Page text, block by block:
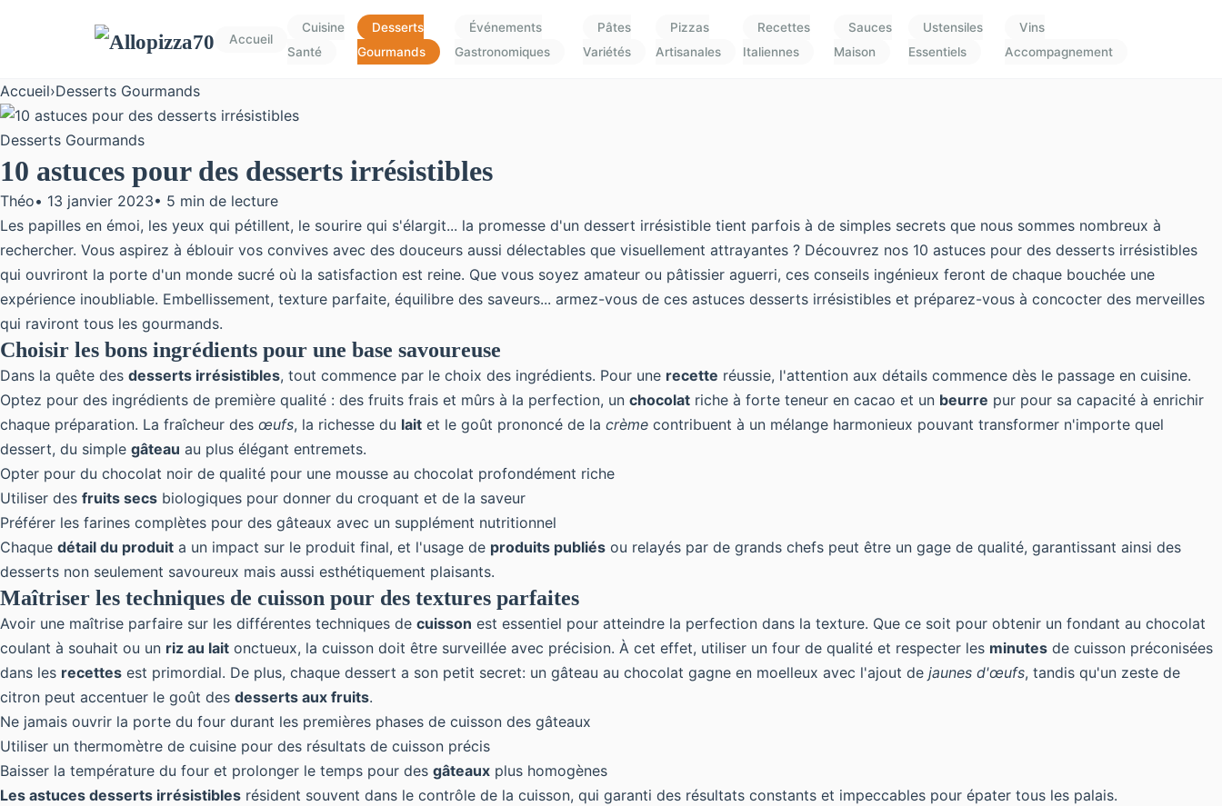
Accueil
Cuisine
Santé
Desserts
Gourmands
Événements
Gastronomiques
Pâtes
Variétés
Pizzas
Artisanales
Recettes
Italiennes
Sauces
Maison
Ustensiles
Essentiels
Vins
Accompagnement
Accueil›Desserts Gourmands
Desserts Gourmands
10 astuces pour des desserts irrésistibles
Théo• 13 janvier 2023• 5 min de lecture
Les papilles en émoi, les yeux qui pétillent, le sourire qui s'élargit... la promesse d'un dessert irrésistible tient parfois à de simples secrets que nous sommes nombreux à
rechercher. Vous aspirez à éblouir vos convives avec des douceurs aussi délectables que visuellement attrayantes ? Découvrez nos 10 astuces pour des desserts irrésistibles
qui ouvriront la porte d'un monde sucré où la satisfaction est reine. Que vous soyez amateur ou pâtissier aguerri, ces conseils ingénieux feront de chaque bouchée une
expérience inoubliable. Embellissement, texture parfaite, équilibre des saveurs... armez-vous de ces astuces desserts irrésistibles et préparez-vous à concocter des merveilles
qui raviront tous les gourmands.
Choisir les bons ingrédients pour une base savoureuse
Dans la quête des desserts irrésistibles, tout commence par le choix des ingrédients. Pour une recette réussie, l'attention aux détails commence dès le passage en cuisine.
Optez pour des ingrédients de première qualité : des fruits frais et mûrs à la perfection, un chocolat riche à forte teneur en cacao et un beurre pur pour sa capacité à enrichir
chaque préparation. La fraîcheur des œufs, la richesse du lait et le goût prononcé de la crème contribuent à un mélange harmonieux pouvant transformer n'importe quel
dessert, du simple gâteau au plus élégant entremets.
Opter pour du chocolat noir de qualité pour une mousse au chocolat profondément riche
Utiliser des fruits secs biologiques pour donner du croquant et de la saveur
Préférer les farines complètes pour des gâteaux avec un supplément nutritionnel
Chaque détail du produit a un impact sur le produit final, et l'usage de produits publiés ou relayés par de grands chefs peut être un gage de qualité, garantissant ainsi des
desserts non seulement savoureux mais aussi esthétiquement plaisants.
Maîtriser les techniques de cuisson pour des textures parfaites
Avoir une maîtrise parfaire sur les différentes techniques de cuisson est essentiel pour atteindre la perfection dans la texture. Que ce soit pour obtenir un fondant au chocolat
coulant à souhait ou un riz au lait onctueux, la cuisson doit être surveillée avec précision. À cet effet, utiliser un four de qualité et respecter les minutes de cuisson préconisées
dans les recettes est primordial. De plus, chaque dessert a son petit secret: un gâteau au chocolat gagne en moelleux avec l'ajout de jaunes d'œufs, tandis qu'un zeste de
citron peut accentuer le goût des desserts aux fruits.
Ne jamais ouvrir la porte du four durant les premières phases de cuisson des gâteaux
Utiliser un thermomètre de cuisine pour des résultats de cuisson précis
Baisser la température du four et prolonger le temps pour des gâteaux plus homogènes
Les astuces desserts irrésistibles résident souvent dans le contrôle de la cuisson, qui garanti des résultats constants et impeccables pour épater tous les palais.